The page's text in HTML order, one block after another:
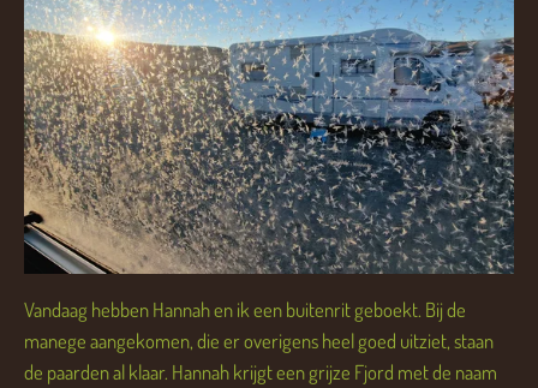
Vandaag hebben Hannah en ik een buitenrit geboekt. Bij de
manege aangekomen, die er overigens heel goed uitziet, staan
de paarden al klaar. Hannah krijgt een grijze Fjord met de naam